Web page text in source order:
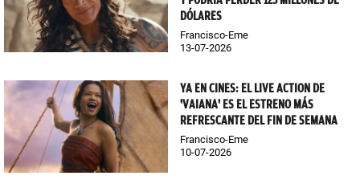
DÓLARES
Francisco-Eme
13-07-2026
YA EN CINES: EL LIVE ACTION DE
'VAIANA' ES EL ESTRENO MÁS
REFRESCANTE DEL FIN DE SEMANA
Francisco-Eme
10-07-2026